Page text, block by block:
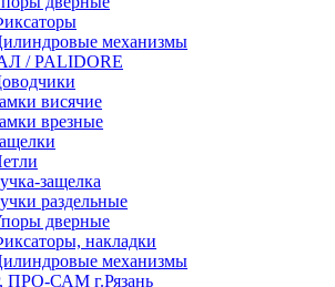
механизмы
/ PALIDORE
висячие
врезные
защелка
раздельные
дверные
накладки
механизмы
ПРО-САМ г.Рязань